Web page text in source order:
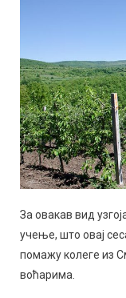
За овакав вид
учење, што овај
помажу колеге из
воћарима.